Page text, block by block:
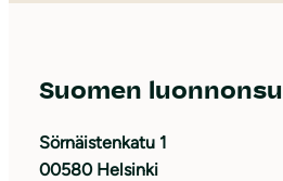
Suomen
Sörnäistenkatu 1
00580 Helsinki